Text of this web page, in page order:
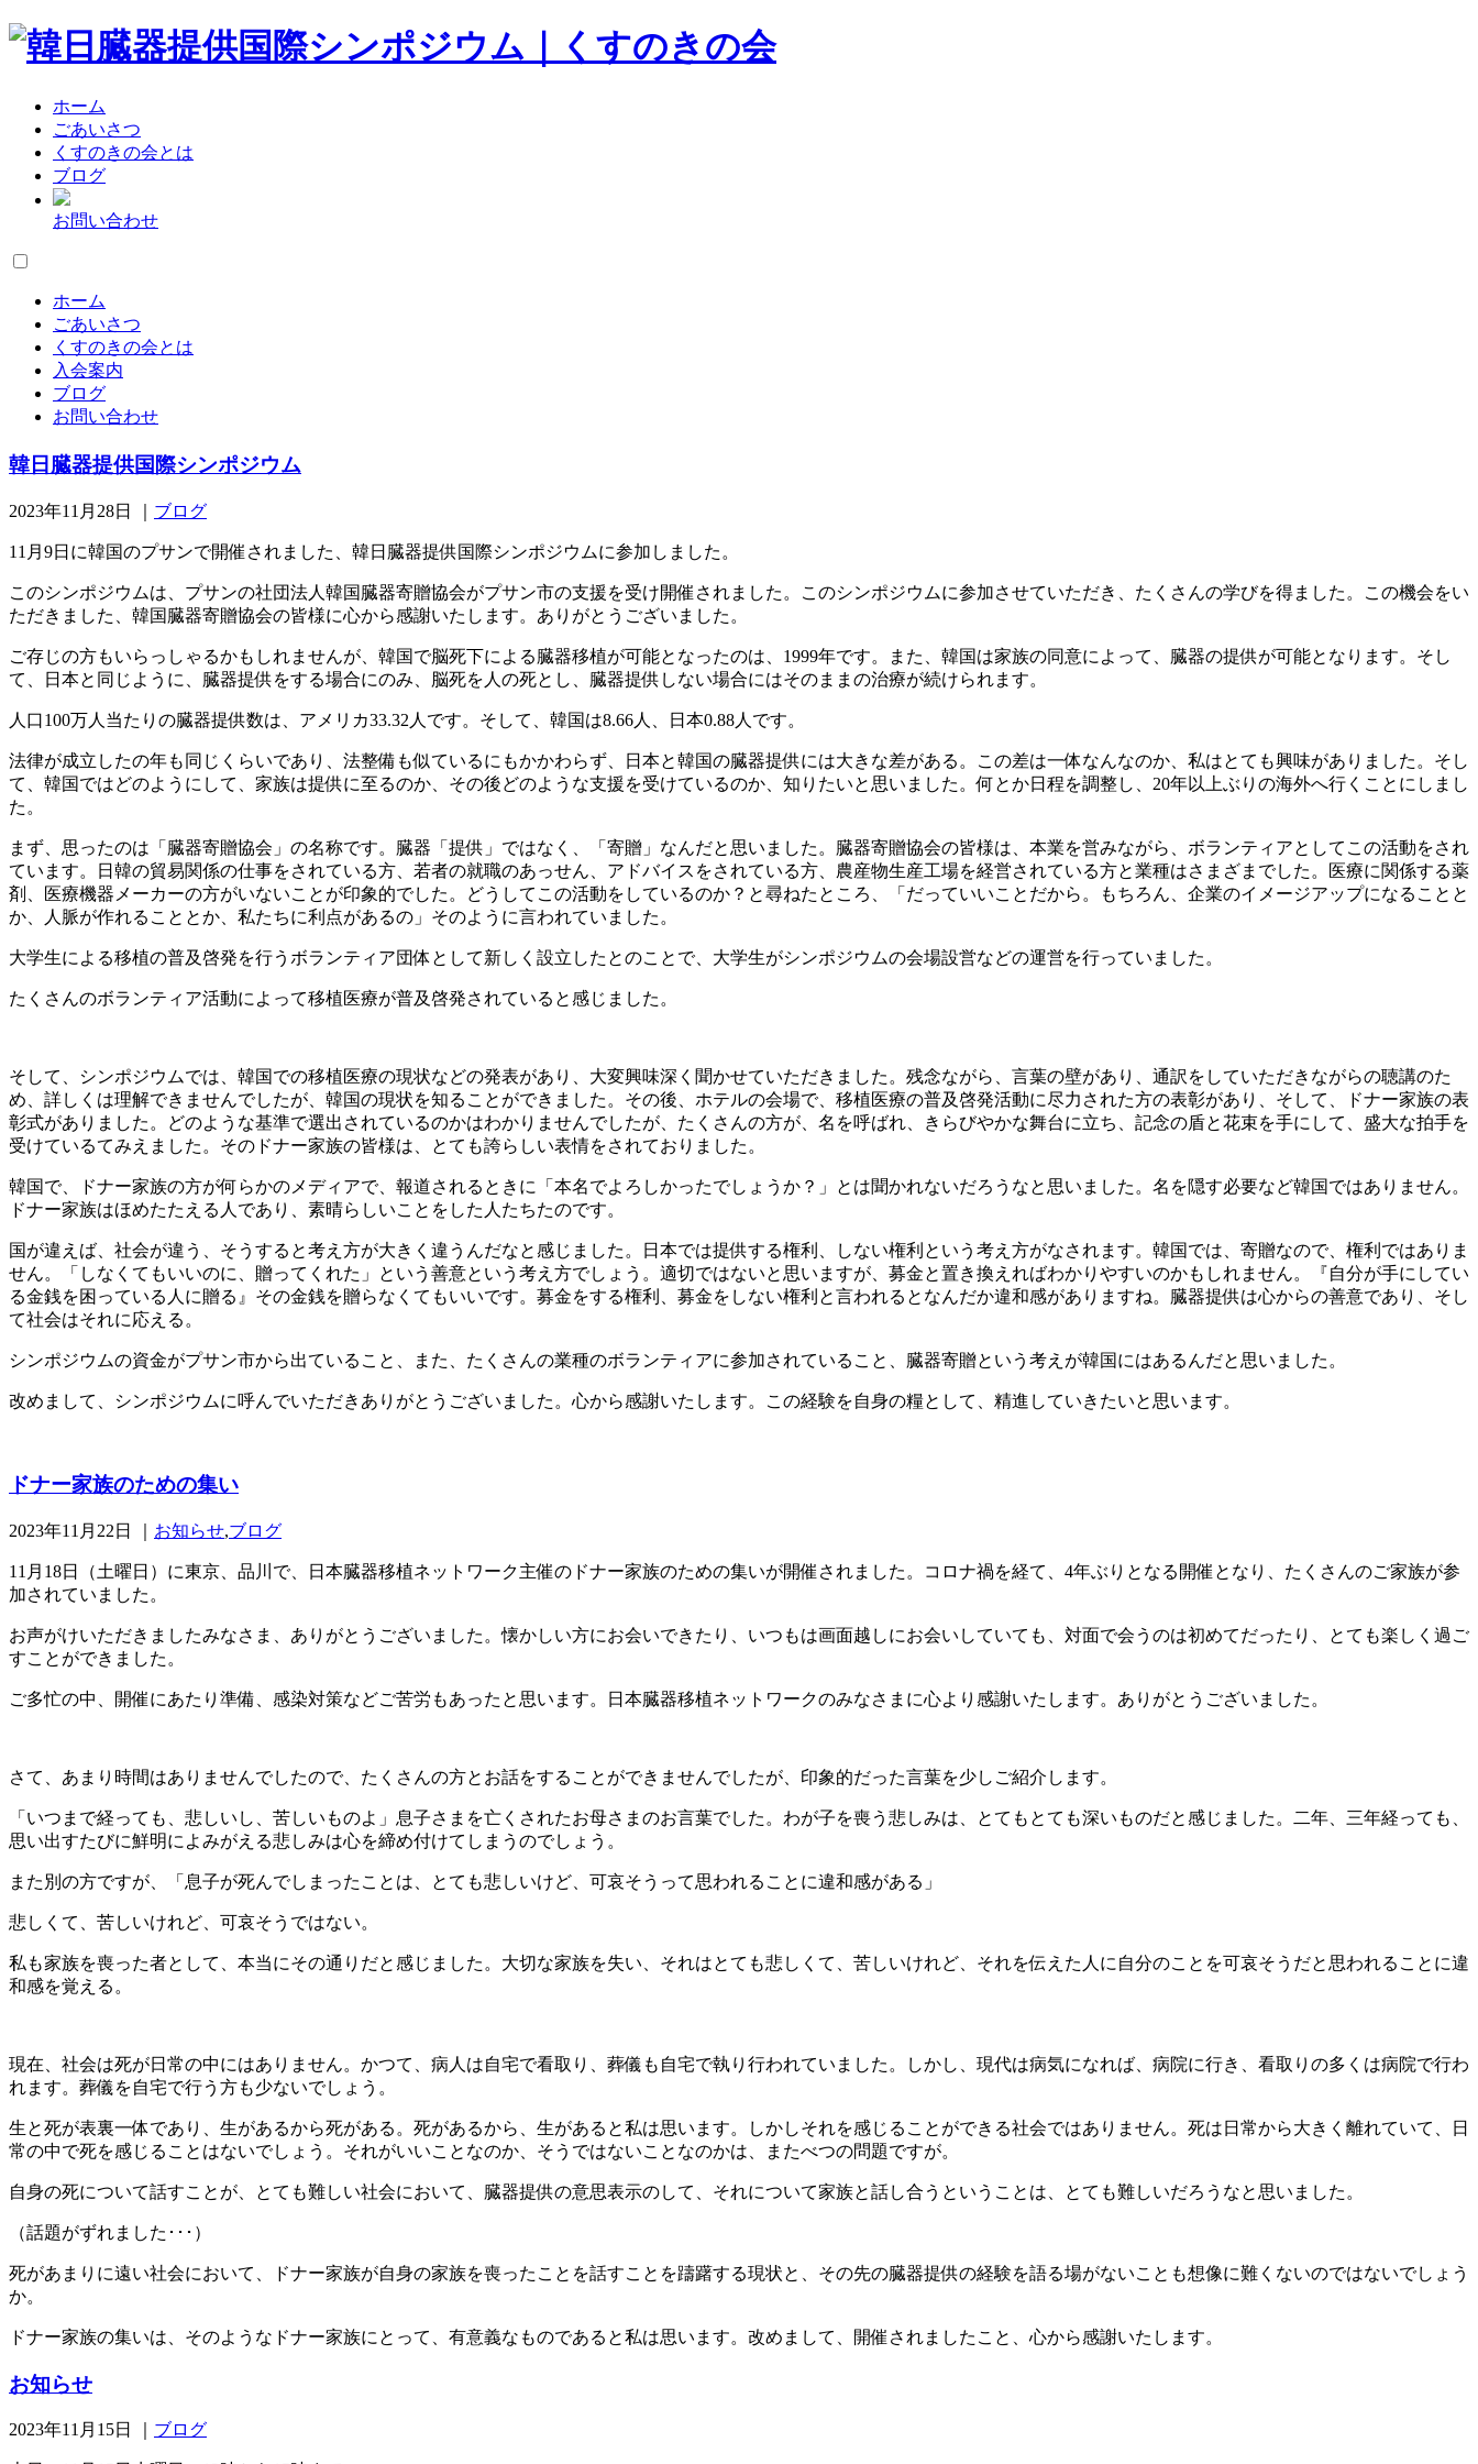
ホーム
ごあいさつ
くすのきの会とは
ブログ
お問い合わせ
ホーム
ごあいさつ
くすのきの会とは
入会案内
ブログ
お問い合わせ
韓日臓器提供国際シンポジウム
2023年11月28日 ブログ
11月9日に韓国のプサンで開催されました、韓日臓器提供国際シンポジウムに参加しました。
このシンポジウムは、プサンの社団法人韓国臓器寄贈協会がプサン市の支援を受け開催されました。このシンポジウムに参加させていただき、たくさんの学びを得ました。この機会をい
ただきました、韓国臓器寄贈協会の皆様に心から感謝いたします。ありがとうございました。
ご存じの方もいらっしゃるかもしれませんが、韓国で脳死下による臓器移植が可能となったのは、1999年です。また、韓国は家族の同意によって、臓器の提供が可能となります。そし
て、日本と同じように、臓器提供をする場合にのみ、脳死を人の死とし、臓器提供しない場合にはそのままの治療が続けられます。
人口100万人当たりの臓器提供数は、アメリカ33.32人です。そして、韓国は8.66人、日本0.88人です。
法律が成立したの年も同じくらいであり、法整備も似ているにもかかわらず、日本と韓国の臓器提供には大きな差がある。この差は一体なんなのか、私はとても興味がありました。そし
て、韓国ではどのようにして、家族は提供に至るのか、その後どのような支援を受けているのか、知りたいと思いました。何とか日程を調整し、20年以上ぶりの海外へ行くことにしまし
た。
まず、思ったのは「臓器寄贈協会」の名称です。臓器「提供」ではなく、「寄贈」なんだと思いました。臓器寄贈協会の皆様は、本業を営みながら、ボランティアとしてこの活動をされ
ています。日韓の貿易関係の仕事をされている方、若者の就職のあっせん、アドバイスをされている方、農産物生産工場を経営されている方と業種はさまざまでした。医療に関係する薬
剤、医療機器メーカーの方がいないことが印象的でした。どうしてこの活動をしているのか？と尋ねたところ、「だっていいことだから。もちろん、企業のイメージアップになることと
か、人脈が作れることとか、私たちに利点があるの」そのように言われていました。
大学生による移植の普及啓発を行うボランティア団体として新しく設立したとのことで、大学生がシンポジウムの会場設営などの運営を行っていました。
たくさんのボランティア活動によって移植医療が普及啓発されていると感じました。
そして、シンポジウムでは、韓国での移植医療の現状などの発表があり、大変興味深く聞かせていただきました。残念ながら、言葉の壁があり、通訳をしていただきながらの聴講のた
め、詳しくは理解できませんでしたが、韓国の現状を知ることができました。その後、ホテルの会場で、移植医療の普及啓発活動に尽力された方の表彰があり、そして、ドナー家族の表
彰式がありました。どのような基準で選出されているのかはわかりませんでしたが、たくさんの方が、名を呼ばれ、きらびやかな舞台に立ち、記念の盾と花束を手にして、盛大な拍手を
受けているてみえました。そのドナー家族の皆様は、とても誇らしい表情をされておりました。
韓国で、ドナー家族の方が何らかのメディアで、報道されるときに「本名でよろしかったでしょうか？」とは聞かれないだろうなと思いました。名を隠す必要など韓国ではありません。
ドナー家族はほめたたえる人であり、素晴らしいことをした人たちたのです。
国が違えば、社会が違う、そうすると考え方が大きく違うんだなと感じました。日本では提供する権利、しない権利という考え方がなされます。韓国では、寄贈なので、権利ではありま
せん。「しなくてもいいのに、贈ってくれた」という善意という考え方でしょう。適切ではないと思いますが、募金と置き換えればわかりやすいのかもしれません。『自分が手にしてい
る金銭を困っている人に贈る』その金銭を贈らなくてもいいです。募金をする権利、募金をしない権利と言われるとなんだか違和感がありますね。臓器提供は心からの善意であり、そし
て社会はそれに応える。
シンポジウムの資金がプサン市から出ていること、また、たくさんの業種のボランティアに参加されていること、臓器寄贈という考えが韓国にはあるんだと思いました。
改めまして、シンポジウムに呼んでいただきありがとうございました。心から感謝いたします。この経験を自身の糧として、精進していきたいと思います。
ドナー家族のための集い
2023年11月22日 お知らせ,ブログ
11月18日（土曜日）に東京、品川で、日本臓器移植ネットワーク主催のドナー家族のための集いが開催されました。コロナ禍を経て、4年ぶりとなる開催となり、たくさんのご家族が参
加されていました。
お声がけいただきましたみなさま、ありがとうございました。懐かしい方にお会いできたり、いつもは画面越しにお会いしていても、対面で会うのは初めてだったり、とても楽しく過ご
すことができました。
ご多忙の中、開催にあたり準備、感染対策などご苦労もあったと思います。日本臓器移植ネットワークのみなさまに心より感謝いたします。ありがとうございました。
さて、あまり時間はありませんでしたので、たくさんの方とお話をすることができませんでしたが、印象的だった言葉を少しご紹介します。
「いつまで経っても、悲しいし、苦しいものよ」息子さまを亡くされたお母さまのお言葉でした。わが子を喪う悲しみは、とてもとても深いものだと感じました。二年、三年経っても、
思い出すたびに鮮明によみがえる悲しみは心を締め付けてしまうのでしょう。
また別の方ですが、「息子が死んでしまったことは、とても悲しいけど、可哀そうって思われることに違和感がある」
悲しくて、苦しいけれど、可哀そうではない。
私も家族を喪った者として、本当にその通りだと感じました。大切な家族を失い、それはとても悲しくて、苦しいけれど、それを伝えた人に自分のことを可哀そうだと思われることに違
和感を覚える。
現在、社会は死が日常の中にはありません。かつて、病人は自宅で看取り、葬儀も自宅で執り行われていました。しかし、現代は病気になれば、病院に行き、看取りの多くは病院で行わ
れます。葬儀を自宅で行う方も少ないでしょう。
生と死が表裏一体であり、生があるから死がある。死があるから、生があると私は思います。しかしそれを感じることができる社会ではありません。死は日常から大きく離れていて、日
常の中で死を感じることはないでしょう。それがいいことなのか、そうではないことなのかは、またべつの問題ですが。
自身の死について話すことが、とても難しい社会において、臓器提供の意思表示のして、それについて家族と話し合うということは、とても難しいだろうなと思いました。
（話題がずれました･･･）
死があまりに遠い社会において、ドナー家族が自身の家族を喪ったことを話すことを躊躇する現状と、その先の臓器提供の経験を語る場がないことも想像に難くないのではないでしょう
か。
ドナー家族の集いは、そのようなドナー家族にとって、有意義なものであると私は思います。改めまして、開催されましたこと、心から感謝いたします。
お知らせ
2023年11月15日 ブログ